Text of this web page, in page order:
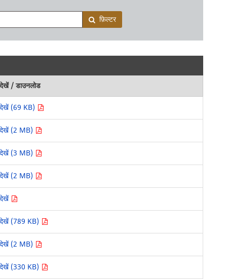
फ़िल्टर
/ डाउनलोड
(69 KB)
(2 MB)
(3 MB)
(2 MB)
(789 KB)
(2 MB)
(330 KB)